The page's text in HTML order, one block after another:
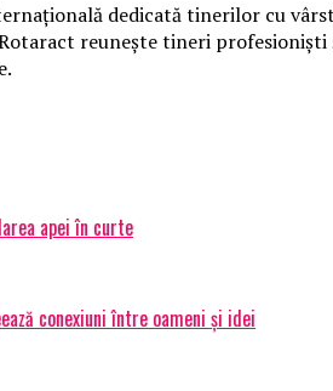
dedicată tinerilor cu
reunește tineri
apei în curte
conexiuni între oameni și idei